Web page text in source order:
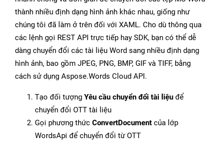
thành nhiều định dạng hình ảnh khác nhau, giống như
chúng tôi đã làm ở trên đối với XAML. Cho dù thông qua
các lệnh gọi REST API trực tiếp hay SDK, bạn có thể dễ
dàng chuyển đổi các tài liệu Word sang nhiều định dạng
hình ảnh, bao gồm JPEG, PNG, BMP, GIF và TIFF, bằng
cách sử dụng Aspose.Words Cloud API.
Tạo đối tượng Yêu cầu chuyển đổi tài liệu để
chuyển đổi OTT tài liệu
Gọi phương thức ConvertDocument của lớp
WordsApi để chuyển đổi từ OTT